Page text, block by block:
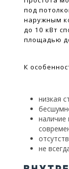
под
наружным
до 10 кВт
площадью
К
низкая
наличие
не